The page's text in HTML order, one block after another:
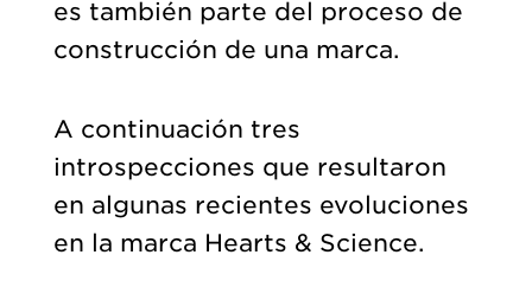
es también parte del proceso de
construcción de una marca.
A continuación tres
introspecciones que resultaron
en algunas recientes evoluciones
en la marca Hearts & Science.